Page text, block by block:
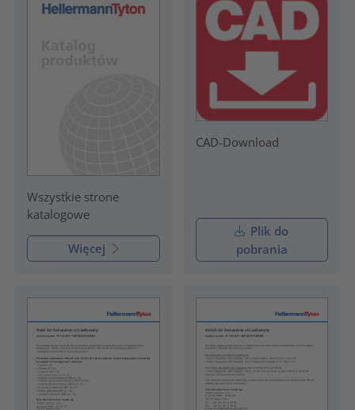
Wszystkie strone
katalogowe
Więcej
CAD-Download
Plik do
pobrania